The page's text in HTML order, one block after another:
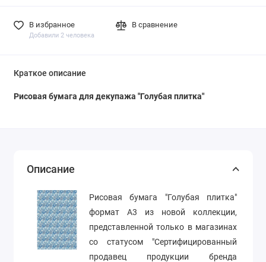
В избранное
Добавили 2 человека
В сравнение
Краткое описание
Рисовая бумага для декупажа "Голубая плитка"
Описание
Рисовая бумага "Голубая плитка"
формат А3 из новой коллекции,
представленной только в магазинах
со статусом "Сертифицированный
продавец продукции бренда